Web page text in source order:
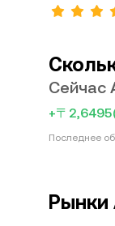
Сейчас
+〒2,6495
Последнее
Рынки